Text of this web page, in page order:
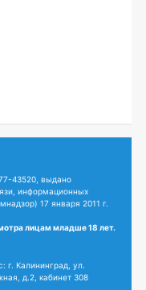
43520, выдано
информационных
17 января 2011 г.
лицам младше 18 лет.
г. Калининград, ул.
д.2, кабинет 308